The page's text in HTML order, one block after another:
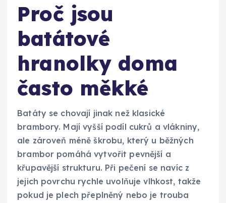
Proč jsou
batátové
hranolky doma
často měkké
Batáty se chovají jinak než klasické
brambory. Mají vyšší podíl cukrů a vlákniny,
ale zároveň méně škrobu, který u běžných
brambor pomáhá vytvořit pevnější a
křupavější strukturu. Při pečení se navíc z
jejich povrchu rychle uvolňuje vlhkost, takže
pokud je plech přeplněný nebo je trouba